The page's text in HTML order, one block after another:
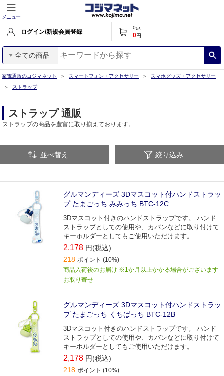
メニュー
ログイン/新規会員登録
0点
0円
全ての商品
家電通販のコジマネット スマートフォン・アクセサリー
スマホグッズ・アクセサリー
ストラップ
ストラップ 通販
ストラップの商品を豊富に取り揃えております。
並べ替え 絞り込み
グルマンディーズ 3Dマスコット付ハンドストラッ
プ たまごっち みみっち BTC-12C
3Dマスコット付きのハンドストラップです。 ハンド
ストラップとしての使用や、カバンなどに取り付けて
キーホルダーとしてもご使用いただけます。
2,178 円(税込)
218 ポイント (10%)
商品入荷後のお届け ※1か月以上かかる場合がございます
お取り寄せ
グルマンディーズ 3Dマスコット付ハンドストラッ
プ たまごっち くちぱっち BTC-12B
3Dマスコット付きのハンドストラップです。 ハンド
ストラップとしての使用や、カバンなどに取り付けて
キーホルダーとしてもご使用いただけます。
2,178 円(税込)
218 ポイント (10%)